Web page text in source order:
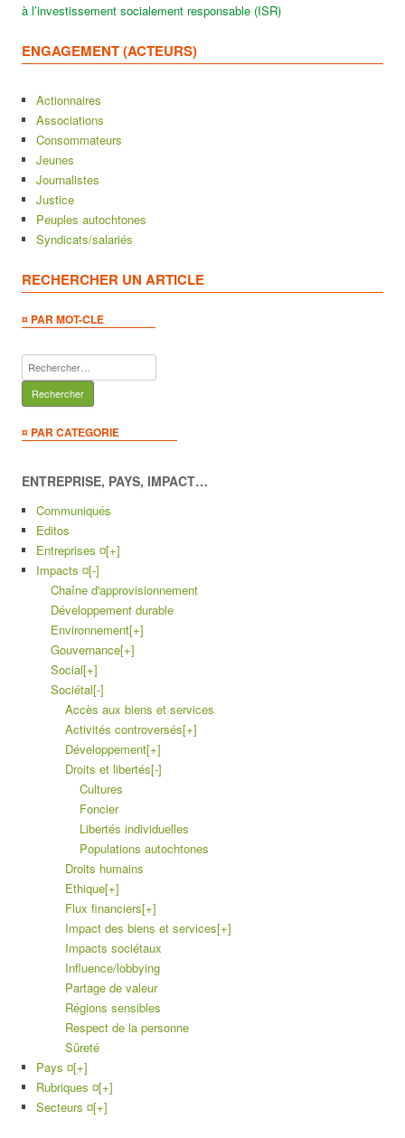
à l’investissement socialement responsable (ISR)
ENGAGEMENT (ACTEURS)
Actionnaires
Associations
Consommateurs
Jeunes
Journalistes
Justice
Peuples autochtones
Syndicats/salariés
RECHERCHER UN ARTICLE
¤ PAR MOT-CLE
Rechercher :
¤ PAR CATEGORIE
ENTREPRISE, PAYS, IMPACT…
Communiqués
Editos
Entreprises ¤[+]
Impacts ¤[-]
Chaîne d'approvisionnement
Développement durable
Environnement[+]
Gouvernance[+]
Social[+]
Sociétal[-]
Accès aux biens et services
Activités controversés[+]
Développement[+]
Droits et libertés[-]
Cultures
Foncier
Libertés individuelles
Populations autochtones
Droits humains
Ethique[+]
Flux financiers[+]
Impact des biens et services[+]
Impacts sociétaux
Influence/lobbying
Partage de valeur
Régions sensibles
Respect de la personne
Sûreté
Pays ¤[+]
Rubriques ¤[+]
Secteurs ¤[+]